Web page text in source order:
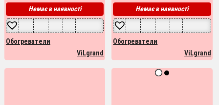
Немає в наявності
Обогреватели
ViLgrand
Немає в наявності
Обогреватели
ViLgrand